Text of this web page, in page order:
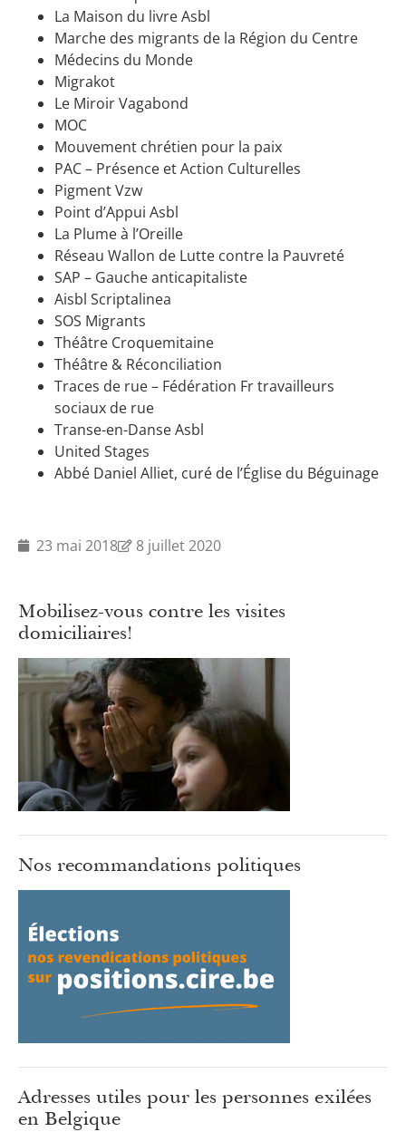
La Maison du livre Asbl
Marche des migrants de la Région du Centre
Médecins du Monde
Migrakot
Le Miroir Vagabond
MOC
Mouvement chrétien pour la paix
PAC – Présence et Action Culturelles
Pigment Vzw
Point d’Appui Asbl
La Plume à l’Oreille
Réseau Wallon de Lutte contre la Pauvreté
SAP – Gauche anticapitaliste
Aisbl Scriptalinea
SOS Migrants
Théâtre Croquemitaine
Théâtre & Réconciliation
Traces de rue – Fédération Fr travailleurs
sociaux de rue
Transe-en-Danse Asbl
United Stages
Abbé Daniel Alliet, curé de l’Église du Béguinage
23 mai 2018 8 juillet 2020
Mobilisez-vous contre les visites
domiciliaires!
Nos recommandations politiques
Adresses utiles pour les personnes exilées
en Belgique